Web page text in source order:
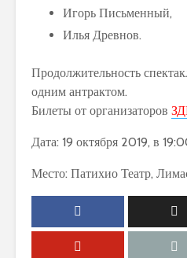
Игорь Письменный,
Илья Древнов.
Продолжительность
одним антрактом.
Билеты от организаторов
Дата: 19 октября 2019, в
Место: Патихио Театр,